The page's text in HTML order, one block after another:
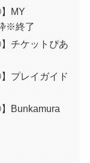
MY
※終了
チケットぴあ
プレイガイド
Bunkamura